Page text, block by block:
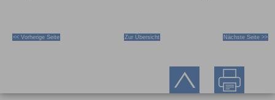
<< Vorherige Seite Zur Übersicht Nächste Seite >>